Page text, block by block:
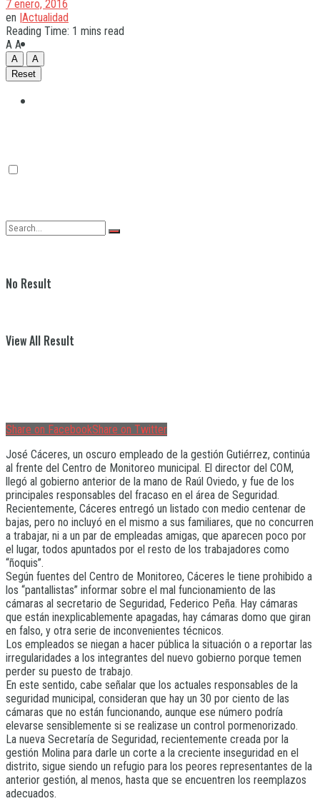
No Result
View All Result
7 enero, 2016
en |Actualidad
Reading Time: 1 mins read
A A
A
A
Reset
Share on FacebookShare on Twitter
José Cáceres, un oscuro empleado de la gestión Gutiérrez, continúa
al frente del Centro de Monitoreo municipal. El director del COM,
llegó al gobierno anterior de la mano de Raúl Oviedo, y fue de los
principales responsables del fracaso en el área de Seguridad.
Recientemente, Cáceres entregó un listado con medio centenar de
bajas, pero no incluyó en el mismo a sus familiares, que no concurren
a trabajar, ni a un par de empleadas amigas, que aparecen poco por
el lugar, todos apuntados por el resto de los trabajadores como
“ñoquis”.
Según fuentes del Centro de Monitoreo, Cáceres le tiene prohibido a
los “pantallistas” informar sobre el mal funcionamiento de las
cámaras al secretario de Seguridad, Federico Peña. Hay cámaras
que están inexplicablemente apagadas, hay cámaras domo que giran
en falso, y otra serie de inconvenientes técnicos.
Los empleados se niegan a hacer pública la situación o a reportar las
irregularidades a los integrantes del nuevo gobierno porque temen
perder su puesto de trabajo.
En este sentido, cabe señalar que los actuales responsables de la
seguridad municipal, consideran que hay un 30 por ciento de las
cámaras que no están funcionando, aunque ese número podría
elevarse sensiblemente si se realizase un control pormenorizado.
La nueva Secretaría de Seguridad, recientemente creada por la
gestión Molina para darle un corte a la creciente inseguridad en el
distrito, sigue siendo un refugio para los peores representantes de la
anterior gestión, al menos, hasta que se encuentren los reemplazos
adecuados.